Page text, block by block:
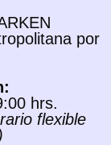
por
hrs.
flexible